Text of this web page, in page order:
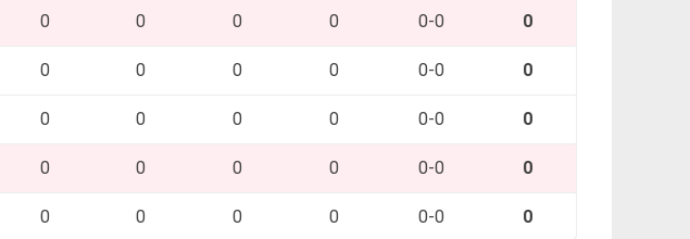
0 0 0 0 0-0 0
0 0 0 0 0-0 0
0 0 0 0 0-0 0
0 0 0 0 0-0 0
0 0 0 0 0-0 0